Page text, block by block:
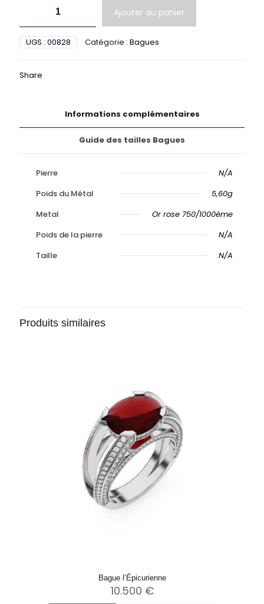
Bague
Or
750r
Ajouter au panier
UGS : 00828 Catégorie : Bagues
Share
Informations complémentaires
Guide des tailles Bagues
Pierre
N/A
Poids du Métal
5,60g
Metal
Or rose 750/1000ème
Poids de la pierre
N/A
Taille
N/A
Produits similaires
Bague l’Épicurienne
10.500 €